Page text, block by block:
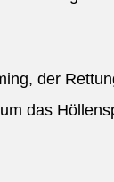
der
das